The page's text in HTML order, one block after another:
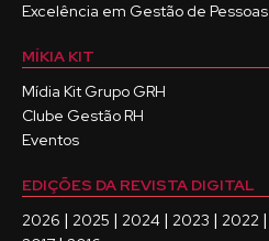
Excelência em Gestão de Pessoas
MÍKIA KIT
Mídia Kit Grupo GRH
Clube Gestão RH
Eventos
EDIÇÕES DA REVISTA DIGITAL
2026 | 2025 | 2024 | 2023 | 2022 |